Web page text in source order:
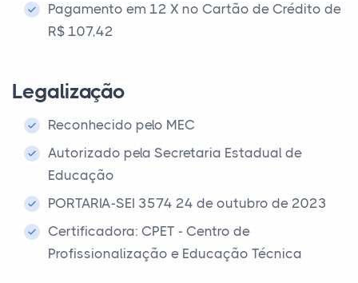
Pagamento em 12 X no Cartão de Crédito de
R$ 107,42
Legalização
Reconhecido pelo MEC
Autorizado pela Secretaria Estadual de
Educação
PORTARIA-SEI 3574 24 de outubro de 2023
Certificadora: CPET - Centro de
Profissionalização e Educação Técnica